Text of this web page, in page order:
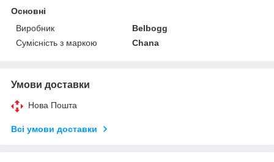
Основні
Виробник
Belbogg
Сумісність з маркою
Chana
Умови доставки
Нова Пошта
Всі умови доставки